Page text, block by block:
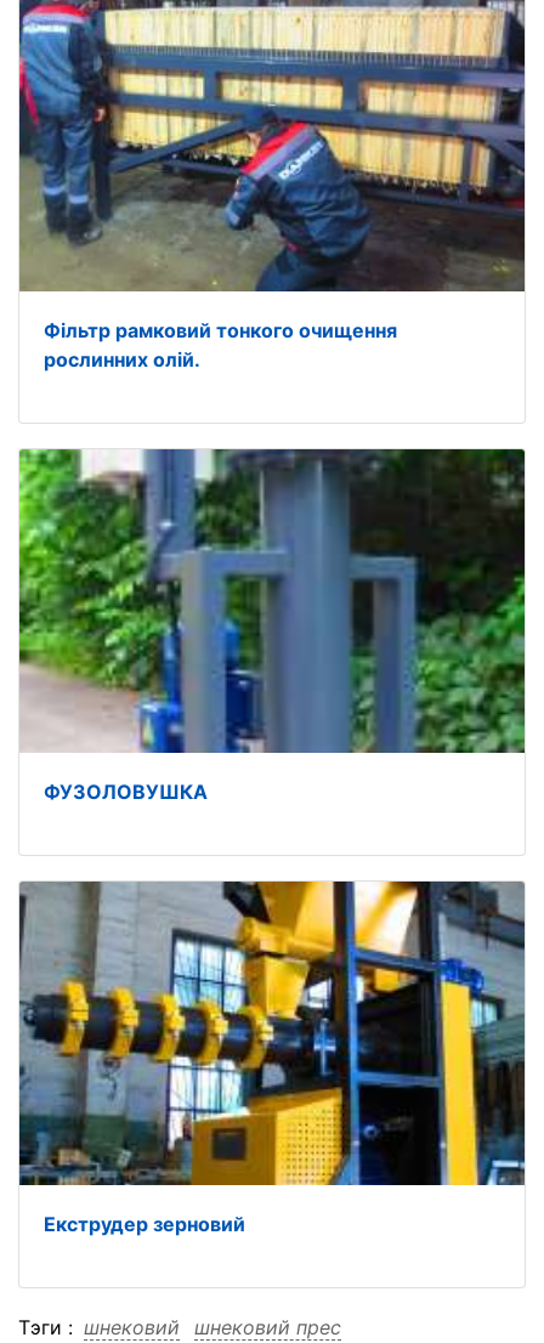
Фільтр рамковий тонкого очищення
рослинних олій.
ФУЗОЛОВУШКА
Екструдер зерновий
Тэги : шнековий шнековий прес